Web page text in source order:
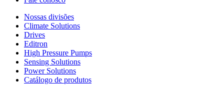
Nossas divisões
Climate Solutions
Drives
Editron
High Pressure Pumps
Sensing Solutions
Power Solutions
Catálogo de produtos